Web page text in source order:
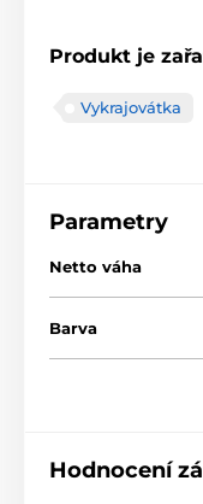
Produkt je
Vykrajovátka
Parametry
Netto váha
Barva
Hodnocení